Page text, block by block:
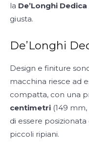
la De’Longhi
giusta.
De’Longhi
Design e finiture
macchina riesce ad
compatta, con una
centimetri (149
di essere
piccoli ripiani.